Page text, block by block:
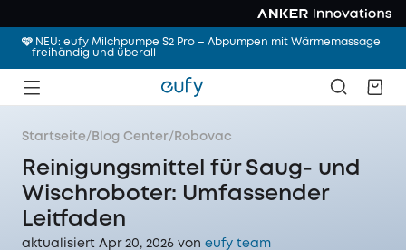
🩷 NEU: eufy Milchpumpe S2 Pro – Abpumpen mit Wärmemassage
– freihändig und überall
Startseite/ Blog Center/ Robovac
Reinigungsmittel für Saug- und
Wischroboter: Umfassender
Leitfaden
aktualisiert Apr 20, 2026 von eufy team